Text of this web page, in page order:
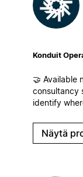
Konduit
🤝 Available
consultancy
identify
streamlined
systems
Näytä